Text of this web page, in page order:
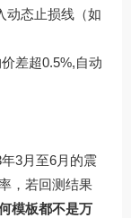
动态止损线（如
差超0.5%,自动
3月至6月的震
，若回测结果
模板都不是万